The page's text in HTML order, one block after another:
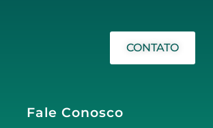
CONTATO
Fale Conosco